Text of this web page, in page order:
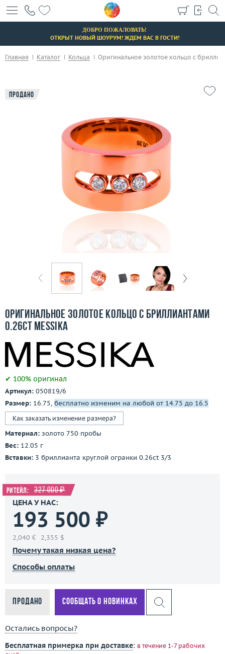
+7 (495) 190-78-88 8 (800) 777-17-88
г. Москва, Тихвинский пер., д. 7, стр. 1.
3D-тур по шоуруму
Подарочные сертификаты
О компании
Контакты
3D-тур по шоуруму
ДОБРО ПОЖАЛОВАТЬ!
ОТКРЫТ НОВЫЙ ШОУРУМ! ЖДЕМ ВАС В ГОСТИ!
Главная Каталог Кольца Оригинальное золотое кольцо с
Оригинальное золотое кольцо с бриллиантами
0.26ct Messika
Продано
✔ 100% оригинал
Артикул: 050819/6
Размер: 16.75, бесплатно изменим на любой от 14.75 до 16.5
Как заказать изменение размера?
Материал: золото 750 пробы
Вес: 12.05 г
Вставки: 3 бриллианта круглой огранки 0.26ct 3/3
Ритейл: 327 000 ₽
ЦЕНА У НАС:
193 500 ₽
2,040 € 2,355 $
Почему такая низкая цена?
Способы оплаты
Продано Сообщать о новинках
Остались вопросы?
Бесплатная примерка при доставке: в течение 1-7 рабочих